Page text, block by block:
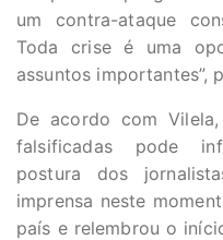
um contra-ataque
Toda crise é uma
assuntos importantes”,
De acordo com
falsificadas pode
postura dos
imprensa neste
país e relembrou o